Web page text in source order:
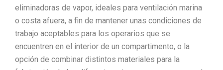
eliminadoras de vapor, ideales para ventilación marina
o costa afuera, a fin de mantener unas condiciones de
trabajo aceptables para los operarios que se
encuentren en el interior de un compartimento, o la
opción de combinar distintos materiales para la